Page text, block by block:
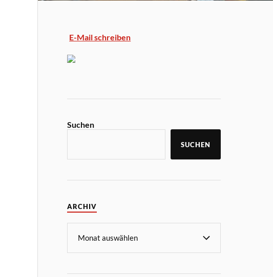
E-Mail schreiben
Suchen
SUCHEN
ARCHIV